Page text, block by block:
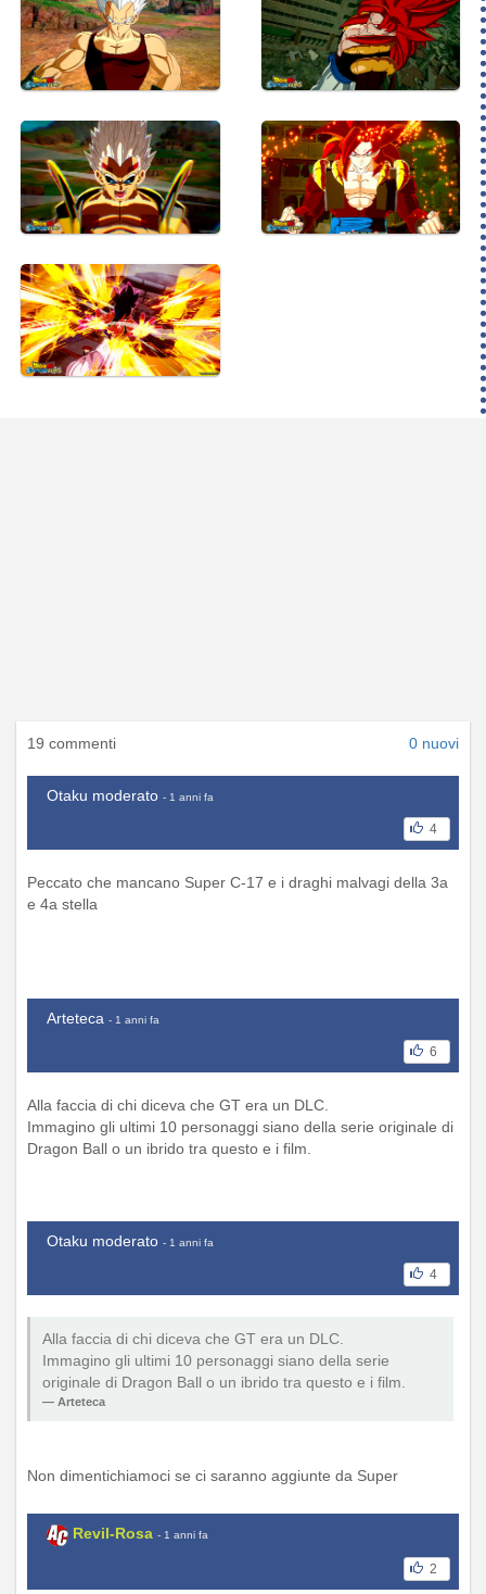
19 commenti 0 nuovi
Otaku moderato - 1 anni fa
4
Peccato che mancano Super C-17 e i draghi malvagi della 3a
e 4a stella
Arteteca - 1 anni fa
6
Alla faccia di chi diceva che GT era un DLC.
Immagino gli ultimi 10 personaggi siano della serie originale di
Dragon Ball o un ibrido tra questo e i film.
Otaku moderato - 1 anni fa
4
Alla faccia di chi diceva che GT era un DLC.
Immagino gli ultimi 10 personaggi siano della serie
originale di Dragon Ball o un ibrido tra questo e i film.
Arteteca
Non dimentichiamoci se ci saranno aggiunte da Super
Revil-Rosa - 1 anni fa
2